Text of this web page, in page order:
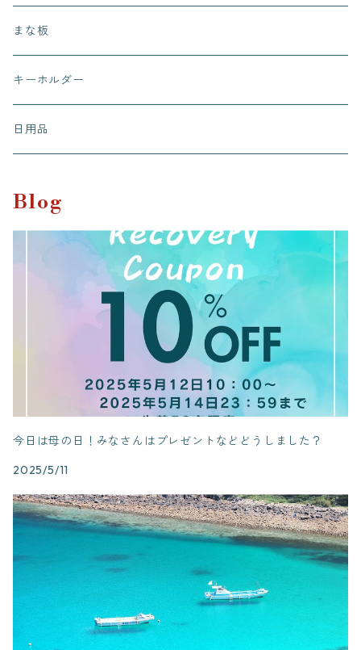
桜カフェ
有田有為堂
まな板
キーホルダー
日用品
Blog
今日は母の日！みなさんはプレゼントなどどうしました？
2025/5/11